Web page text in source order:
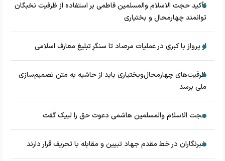
تأکید حجت الاسلام والمسلمین فاطمی بر استفاده از ظرفیت نخبگان
توانمند چهارمحال و بختیاری
از پرواز با کبری در عملیات مرصاد تا سنگرِ تبلیغ معارف اسلامی
ظرفیت‌های چهارمحال‌وبختیاری باید از حاشیه به متن تصمیم‌سازی
ملی برسد
حجت الاسلام والمسلمین هاشمی دعوت حق را لبیک گفت
خبرنگاران در خط مقدم جهاد تبیین و مقابله با تحریف قرار دارند